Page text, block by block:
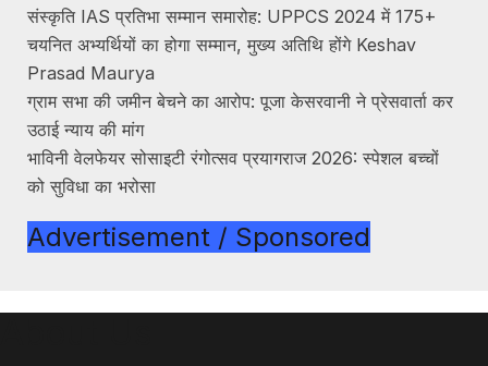
संस्कृति IAS प्रतिभा सम्मान समारोह: UPPCS 2024 में 175+
चयनित अभ्यर्थियों का होगा सम्मान, मुख्य अतिथि होंगे Keshav
Prasad Maurya
ग्राम सभा की जमीन बेचने का आरोप: पूजा केसरवानी ने प्रेसवार्ता कर
उठाई न्याय की मांग
भाविनी वेलफेयर सोसाइटी रंगोत्सव प्रयागराज 2026: स्पेशल बच्चों
को सुविधा का भरोसा
Advertisement / Sponsored